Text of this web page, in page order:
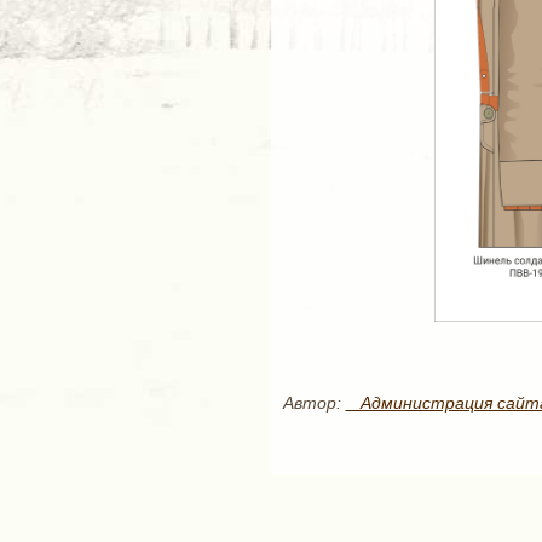
Автор: _ Администрация